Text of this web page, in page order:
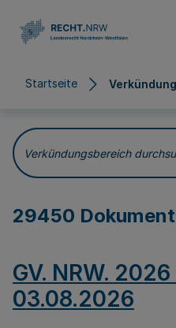
Startseite
Verkündungsbereich
29450
GV. NRW.
03.08.2026